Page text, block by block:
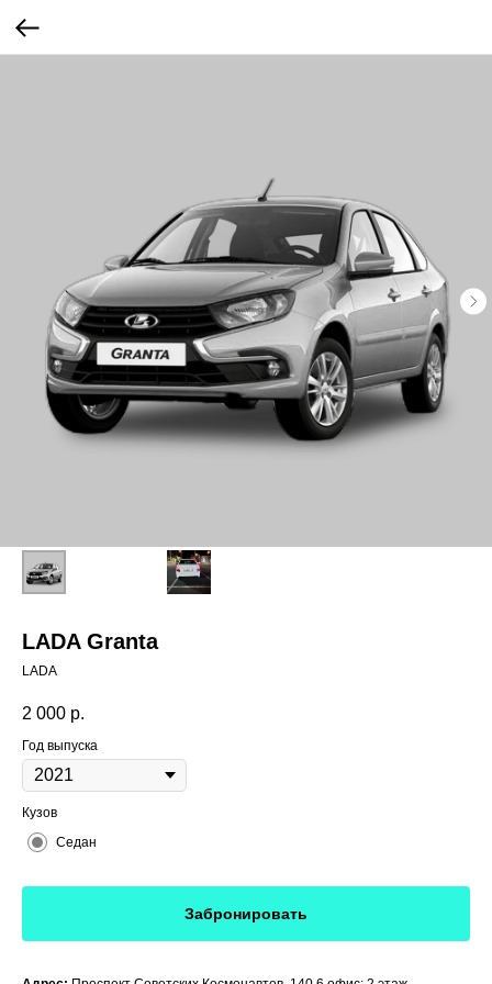
LADA Granta
LADA
2 000 р.
Год выпуска
Кузов
Седан
Забронировать